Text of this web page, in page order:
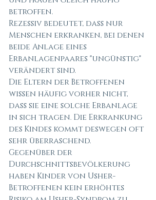
betroffen.
Rezessiv bedeutet, dass nur
Menschen erkranken, bei denen
beide Anlage eines
Erbanlagenpaares "ungünstig"
verändert sind.
Die Eltern der Betroffenen
wissen häufig vorher nicht,
dass sie eine solche Erbanlage
in sich tragen. Die Erkrankung
des Kindes kommt deswegen oft
sehr überraschend.
Gegenüber der
Durchschnittsbevölkerung
haben Kinder von Usher-
Betroffenen kein erhöhtes